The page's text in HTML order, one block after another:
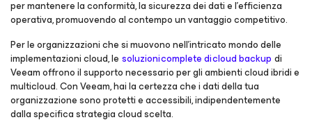
per mantenere la conformità, la sicurezza dei dati e l'efficienza
operativa, promuovendo al contempo un vantaggio competitivo.
Per le organizzazioni che si muovono nell'intricato mondo delle
implementazioni cloud, le soluzioni complete di cloud backup di
Veeam offrono il supporto necessario per gli ambienti cloud ibridi e
multicloud. Con Veeam, hai la certezza che i dati della tua
organizzazione sono protetti e accessibili, indipendentemente
dalla specifica strategia cloud scelta.